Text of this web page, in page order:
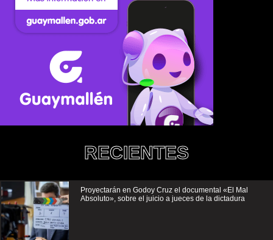
RECIENTES
Proyectarán en Godoy Cruz el documental «El Mal
Absoluto», sobre el juicio a jueces de la dictadura